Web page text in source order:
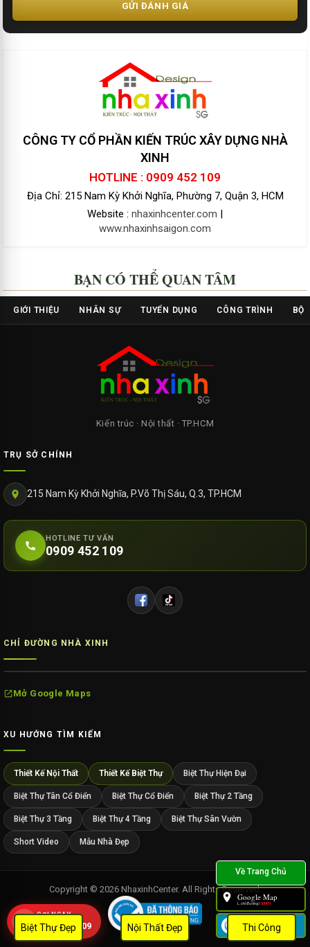
GỬI ĐÁNH GIÁ
CÔNG TY CỔ PHẦN KIẾN TRÚC XÂY DỰNG NHÀ
XINH
HOTLINE : 0909 452 109
Địa Chỉ: 215 Nam Kỳ Khởi Nghĩa, Phường 7, Quận 3, HCM
Website : nhaxinhcenter.com |
www.nhaxinhsaigon.com
BẠN CÓ THỂ QUAN TÂM
Biệt Thự Đẹp Nội Thất Đẹp Thi Công
GIỚI THIỆU NHÂN SỰ TUYỂN DỤNG CÔNG TRÌNH BỘ
Kiến trúc · Nội thất · TP.HCM
TRỤ SỞ CHÍNH
215 Nam Kỳ Khởi Nghĩa, P.Võ Thị Sáu, Q.3, TP.HCM
HOTLINE TƯ VẤN
0909 452 109
CHỈ ĐƯỜNG NHÀ XINH
Mở Google Maps
XU HƯỚNG TÌM KIẾM
Thiết Kế Nội Thất Thiết Kế Biệt Thự Biệt Thự Hiện Đại
Biệt Thự Tân Cổ Điển Biệt Thự Cổ Điển Biệt Thự 2 Tầng
Biệt Thự 3 Tầng Biệt Thự 4 Tầng Biệt Thự Sân Vườn
Short Video Mẫu Nhà Đẹp
Copyright © 2026 NhaxinhCenter. All Rights Reserved.
Google Map
L.chỉ đường:133471
Zalo
GỌI NGAY
0909 452 109